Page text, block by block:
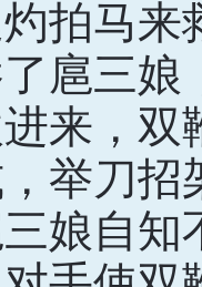
拍马来
扈三娘
来，
举刀招
娘自